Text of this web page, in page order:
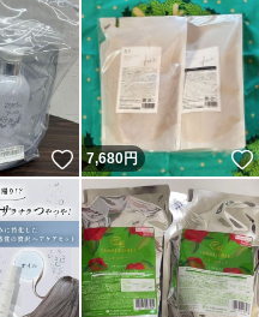
いいね！
7,680円